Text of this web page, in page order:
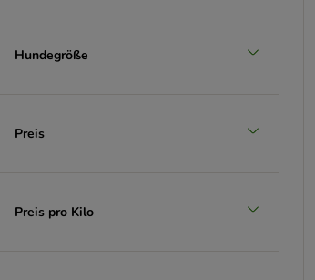
Hundegröße
Preis
Preis pro Kilo